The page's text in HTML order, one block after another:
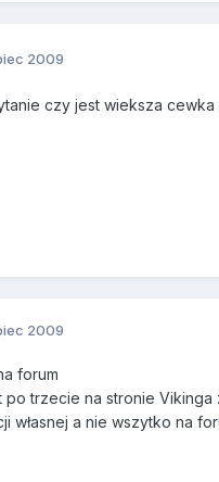
2009
czy jest wieksza
2009
forum
po trzecie na stronie Vikinga
własnej a nie wszytko na